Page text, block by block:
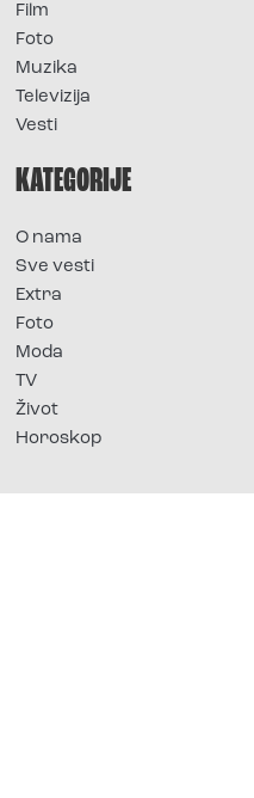
Film
Foto
Muzika
Televizija
Vesti
KATEGORIJE
O nama
Sve vesti
Extra
Foto
Moda
TV
Život
Horoskop